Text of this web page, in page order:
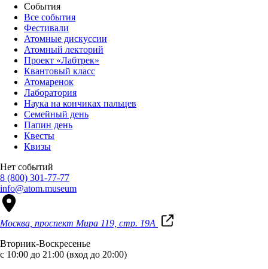
События
Все события
Фестивали
Атомные дискуссии
Атомный лекторий
Проект «Лабтрек»
Квантовый класс
Атомаренок
Лаборатория
Наука на кончиках пальцев
Семейный день
Папин день
Квесты
Квизы
Нет событий
8 (800) 301-77-77
info@atom.museum
Москва, проспект Мира 119, стр. 19А
Вторник-Воскресенье
с 10:00 до 21:00 (вход до 20:00)